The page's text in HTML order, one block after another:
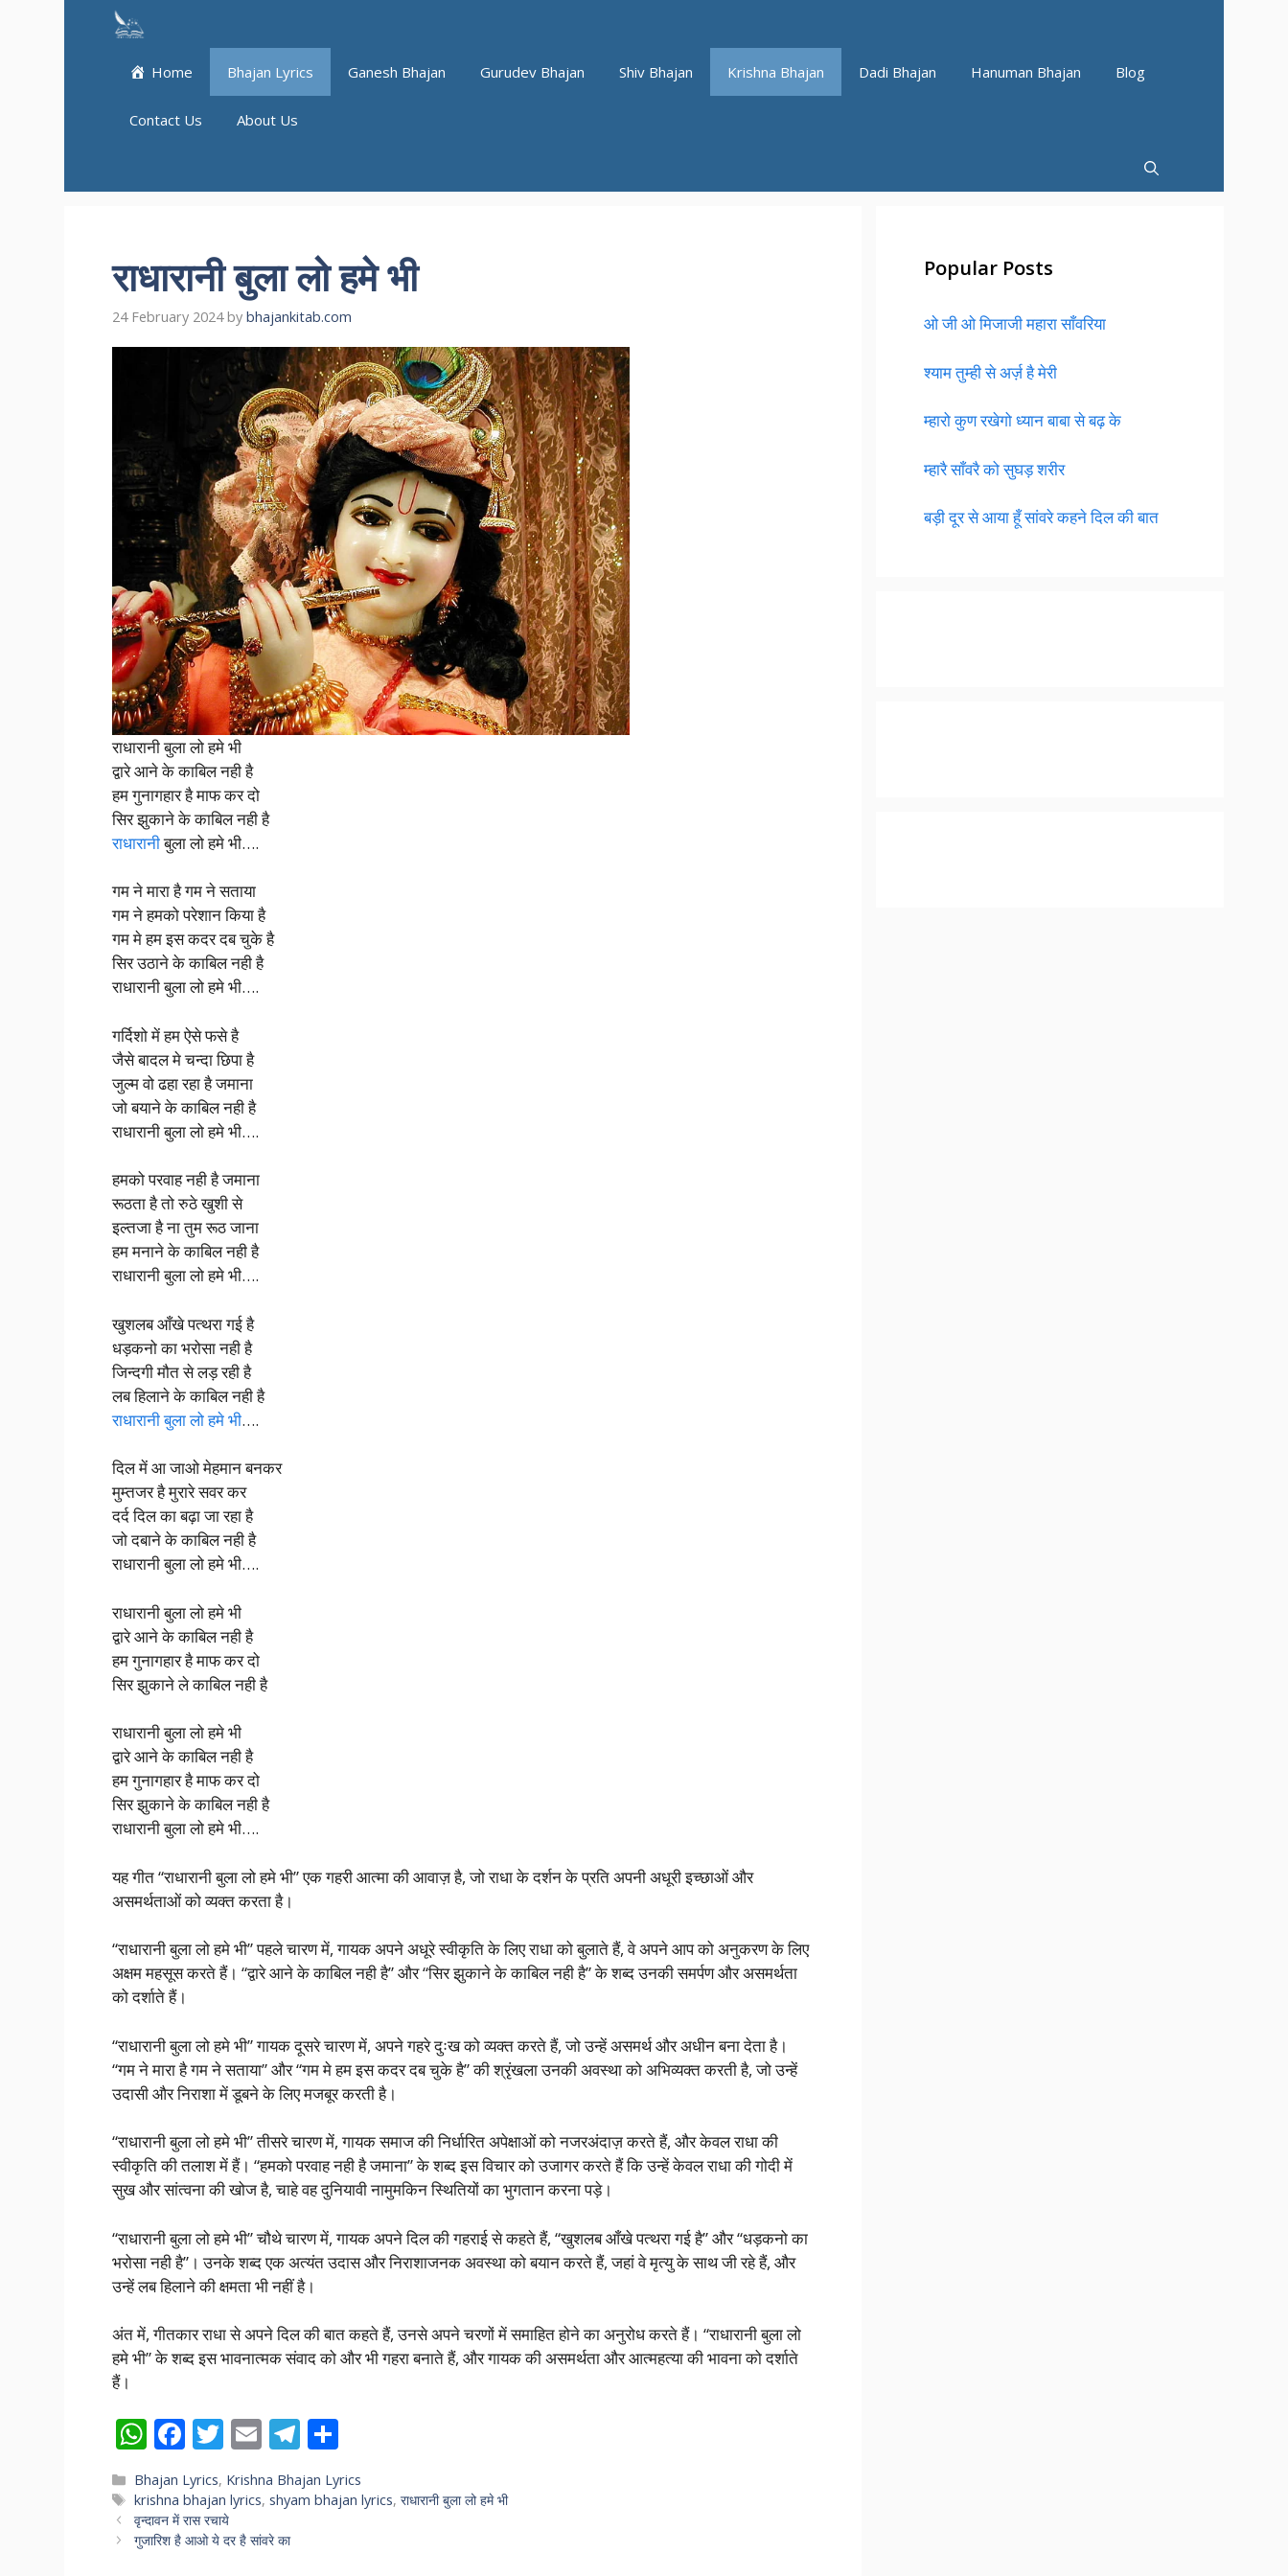
Home Bhajan Lyrics Ganesh Bhajan Gurudev Bhajan Shiv Bhajan Krishna Bhajan Dadi Bhajan Hanuman Bhajan Blog
Contact Us About Us
राधारानी बुला लो हमे भी
24 February 2024 by bhajankitab.com
राधारानी बुला लो हमे भी
द्वारे आने के काबिल नही है
हम गुनागहार है माफ कर दो
सिर झुकाने के काबिल नही है
राधारानीबुला लो हमे भी….
गम ने मारा है गम ने सताया
गम ने हमको परेशान किया है
गम मे हम इस कदर दब चुके है
सिर उठाने के काबिल नही है
राधारानी बुला लो हमे भी….
गर्दिशो में हम ऐसे फसे है
जैसे बादल मे चन्दा छिपा है
जुल्म वो ढहा रहा है जमाना
जो बयाने के काबिल नही है
राधारानी बुला लो हमे भी….
हमको परवाह नही है जमाना
रूठता है तो रुठे खुशी से
इल्तजा है ना तुम रूठ जाना
हम मनाने के काबिल नही है
राधारानी बुला लो हमे भी….
खुशलब आँखे पत्थरा गई है
धड़कनो का भरोसा नही है
जिन्दगी मौत से लड़ रही है
लब हिलाने के काबिल नही है
राधारानी बुला लो हमे भी….
दिल में आ जाओ मेहमान बनकर
मुम्तजर है मुरारे सवर कर
दर्द दिल का बढ़ा जा रहा है
जो दबाने के काबिल नही है
राधारानी बुला लो हमे भी….
राधारानी बुला लो हमे भी
द्वारे आने के काबिल नही है
हम गुनागहार है माफ कर दो
सिर झुकाने ले काबिल नही है
राधारानी बुला लो हमे भी
द्वारे आने के काबिल नही है
हम गुनागहार है माफ कर दो
सिर झुकाने के काबिल नही है
राधारानी बुला लो हमे भी….
यह गीत “राधारानी बुला लो हमे भी” एक गहरी आत्मा की आवाज़ है, जो राधा के दर्शन के प्रति अपनी अधूरी इच्छाओं और
असमर्थताओं को व्यक्त करता है।
“राधारानी बुला लो हमे भी” पहले चारण में, गायक अपने अधूरे स्वीकृति के लिए राधा को बुलाते हैं, वे अपने आप को अनुकरण के लिए
अक्षम महसूस करते हैं। “द्वारे आने के काबिल नही है” और “सिर झुकाने के काबिल नही है” के शब्द उनकी समर्पण और असमर्थता
को दर्शाते हैं।
“राधारानी बुला लो हमे भी” गायक दूसरे चारण में, अपने गहरे दुःख को व्यक्त करते हैं, जो उन्हें असमर्थ और अधीन बना देता है।
“गम ने मारा है गम ने सताया” और “गम मे हम इस कदर दब चुके है” की श्रृंखला उनकी अवस्था को अभिव्यक्त करती है, जो उन्हें
उदासी और निराशा में डूबने के लिए मजबूर करती है।
“राधारानी बुला लो हमे भी” तीसरे चारण में, गायक समाज की निर्धारित अपेक्षाओं को नजरअंदाज़ करते हैं, और केवल राधा की
स्वीकृति की तलाश में हैं। “हमको परवाह नही है जमाना” के शब्द इस विचार को उजागर करते हैं कि उन्हें केवल राधा की गोदी में
सुख और सांत्वना की खोज है, चाहे वह दुनियावी नामुमकिन स्थितियों का भुगतान करना पड़े।
“राधारानी बुला लो हमे भी” चौथे चारण में, गायक अपने दिल की गहराई से कहते हैं, “खुशलब आँखे पत्थरा गई है” और “धड़कनो का
भरोसा नही है”। उनके शब्द एक अत्यंत उदास और निराशाजनक अवस्था को बयान करते हैं, जहां वे मृत्यु के साथ जी रहे हैं, और
उन्हें लब हिलाने की क्षमता भी नहीं है।
अंत में, गीतकार राधा से अपने दिल की बात कहते हैं, उनसे अपने चरणों में समाहित होने का अनुरोध करते हैं। “राधारानी बुला लो
हमे भी” के शब्द इस भावनात्मक संवाद को और भी गहरा बनाते हैं, और गायक की असमर्थता और आत्महत्या की भावना को दर्शाते
हैं।
W
h
at
s
A
F
ac
e
b
o
T
w
itt
er
E
m
ai
l
T
el
e
h
ar
Categories
Bhajan Lyrics, Krishna Bhajan Lyrics
Tags
krishna bhajan lyrics,shyam bhajan lyrics,राधारानी बुला लो हमे भी
वृन्दावन में रास रचाये
गुजारिश है आओ ये दर है सांवरे का
Popular Posts
ओ जी ओ मिजाजी महारा साँवरिया
श्याम तुम्ही से अर्ज़ है मेरी
म्हारो कुण रखेगो ध्यान बाबा से बढ़ के
म्हारै साँवरै को सुघड़ शरीर
बड़ी दूर से आया हूँ सांवरे कहने दिल की बात